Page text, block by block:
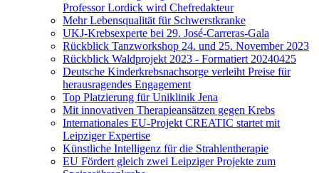
Professor Lordick wird Chefredakteur
Mehr Lebensqualität für Schwerstkranke
UKJ-Krebsexperte bei 29. José-Carreras-Gala
Rückblick Tanzworkshop 24. und 25. November 2023
Rückblick Waldprojekt 2023 - Formatiert 20240425
Deutsche Kinderkrebsnachsorge verleiht Preise für
herausragendes Engagement
Top Platzierung für Uniklinik Jena
Mit innovativen Therapieansätzen gegen Krebs
Internationales EU-Projekt CREATIC startet mit
Leipziger Expertise
Künstliche Intelligenz für die Strahlentherapie
EU Fördert gleich zwei Leipziger Projekte zum